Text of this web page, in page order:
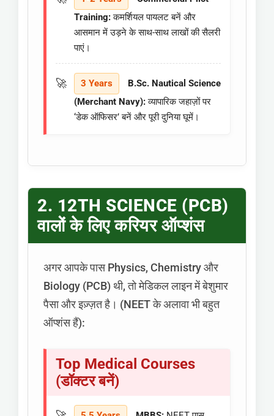
Training:कमर्शियल पायलट बनें और
आसमान में उड़ने के साथ-साथ लाखों की सैलरी
पाएं।
3 Years
B.Sc. Nautical Science
(Merchant Navy):व्यापारिक जहाज़ों पर
‘डेक ऑफिसर’ बनें और पूरी दुनिया घूमें।
2. 12TH SCIENCE (PCB)
वालों के लिए करियर ऑप्शंस
अगर आपके पास Physics, Chemistry और
Biology (PCB) थी, तो मेडिकल लाइन में बेशुमार
पैसा और इज़्ज़त है। (NEET के अलावा भी बहुत
ऑप्शंस हैं):
Top Medical Courses
(डॉक्टर बनें)